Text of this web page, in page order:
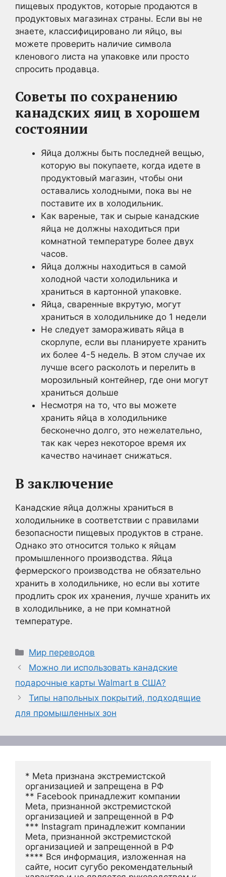
пищевых продуктов, которые продаются в
продуктовых магазинах страны. Если вы не
знаете, классифицировано ли яйцо, вы
можете проверить наличие символа
кленового листа на упаковке или просто
спросить продавца.
Советы по сохранению
канадских яиц в хорошем
состоянии
Яйца должны быть последней вещью,
которую вы покупаете, когда идете в
продуктовый магазин, чтобы они
оставались холодными, пока вы не
поставите их в холодильник.
Как вареные, так и сырые канадские
яйца не должны находиться при
комнатной температуре более двух
часов.
Яйца должны находиться в самой
холодной части холодильника и
храниться в картонной упаковке.
Яйца, сваренные вкрутую, могут
храниться в холодильнике до 1 недели
Не следует замораживать яйца в
скорлупе, если вы планируете хранить
их более 4-5 недель. В этом случае их
лучше всего расколоть и перелить в
морозильный контейнер, где они могут
храниться дольше
Несмотря на то, что вы можете
хранить яйца в холодильнике
бесконечно долго, это нежелательно,
так как через некоторое время их
качество начинает снижаться.
В заключение
Канадские яйца должны храниться в
холодильнике в соответствии с правилами
безопасности пищевых продуктов в стране.
Однако это относится только к яйцам
промышленного производства. Яйца
фермерского производства не обязательно
хранить в холодильнике, но если вы хотите
продлить срок их хранения, лучше хранить их
в холодильнике, а не при комнатной
температуре.
Рубрики
Мир переводов
Можно ли использовать канадские
подарочные карты Walmart в США?
Типы напольных покрытий, подходящие
для промышленных зон
* Meta признана экстремистской
организацией и запрещена в РФ
** Facebook принадлежит компании
Meta, признанной экстремистской
организацией и запрещенной в РФ
*** Instagram принадлежит компании
Meta, признанной экстремистской
организацией и запрещенной в РФ
**** Вся информация, изложенная на
сайте, носит сугубо рекомендательный